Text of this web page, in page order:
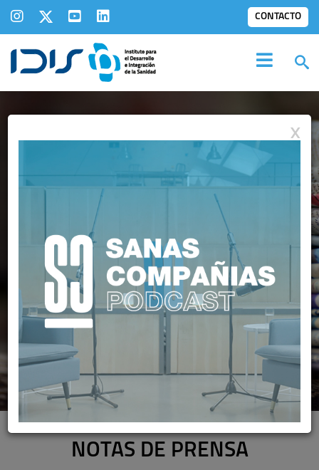
CONTACTO
SALA DEPRENSA
NOTAS DE PRENSA
X